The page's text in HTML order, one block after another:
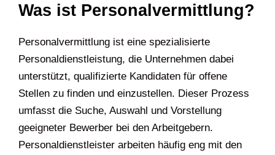
Was ist Personalvermittlung?
Personalvermittlung ist eine spezialisierte
Personaldienstleistung, die Unternehmen dabei
unterstützt, qualifizierte Kandidaten für offene
Stellen zu finden und einzustellen. Dieser Prozess
umfasst die Suche, Auswahl und Vorstellung
geeigneter Bewerber bei den Arbeitgebern.
Personaldienstleister arbeiten häufig eng mit den